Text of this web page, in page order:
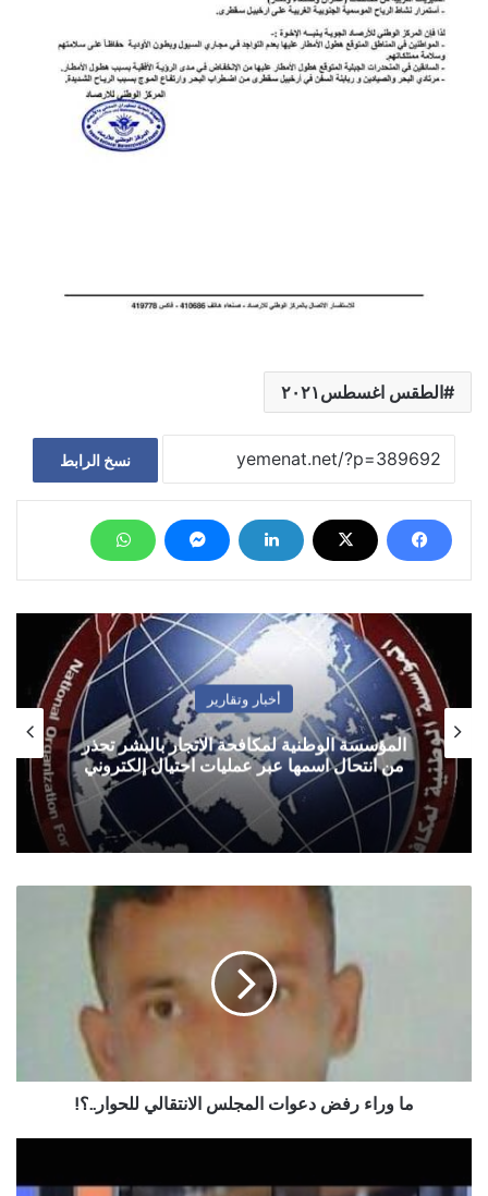
الطقس اغسطس٢٠٢١
نسخ الرابط
أخبار وتقارير
المؤسسة الوطنية لمكافحة الاتجار بالبشر تحذر
من انتحال اسمها عبر عمليات احتيال إلكتروني
ما وراء رفض دعوات المجلس الانتقالي للحوار..؟!